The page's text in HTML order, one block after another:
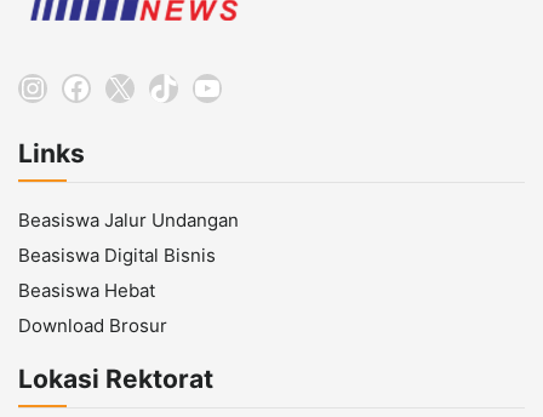
Instagram
Facebook
X TikTokYouTube
Links
Beasiswa Jalur Undangan
Beasiswa Digital Bisnis
Beasiswa Hebat
Download Brosur
Lokasi Rektorat